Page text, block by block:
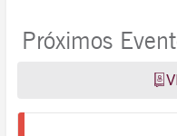
Próximos